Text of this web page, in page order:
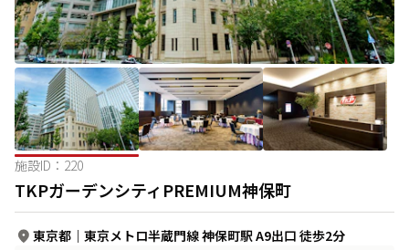
施設ID： 220
TKPガーデンシティPREMIUM神保町
東京都 ｜ 東京メトロ半蔵門線 神保町駅 A9出口 徒歩2分